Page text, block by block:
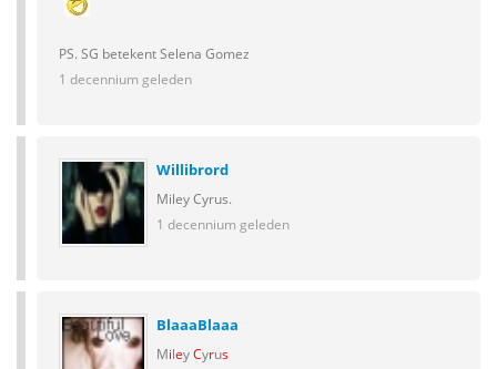
PS. SG betekent Selena Gomez
1 decennium geleden
Willibrord
Miley Cyrus.
1 decennium geleden
BlaaaBlaaa
MileyCyrus